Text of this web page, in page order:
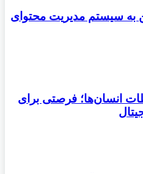
به سیستم مدیریت محتوای
انسان‌ها؛ فرصتی برای